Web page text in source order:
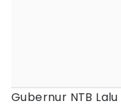
Gubernur NTB